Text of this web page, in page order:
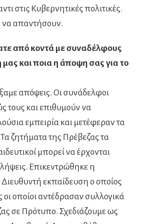
στις Κυβερνητικές πολιτικές.
να απαντήσουν.
από κοντά με συναδέλφους
και ποια η άποψη σας για το
απόψεις. Οι συνάδελφοι
τους και επιθυμούν να
εμπειρία και μετέφεραν τα
ζητήματα της Πρέβεζας τα
μπορεί να έρχονται
Επικεντρώθηκε η
εκπαίδευση ο οποίος
οποίοι αντέδρασαν συλλογικά
σε Πρότυπο. Σχεδιάζουμε ως